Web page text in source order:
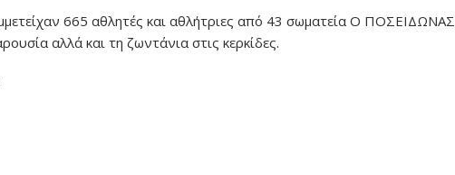
665 αθλητές και αθλήτριες από 43 σωματεία Ο ΠΟΣΕΙΔΩΝΑΣ
αλλά και τη ζωντάνια στις κερκίδες.